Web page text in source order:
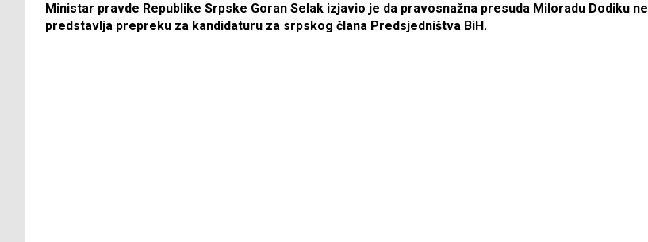
Ministar pravde Republike Srpske Goran Selak izjavio je da pravosnažna presuda Miloradu Dodiku ne
predstavlja prepreku za kandidaturu za srpskog člana Predsjedništva BiH.